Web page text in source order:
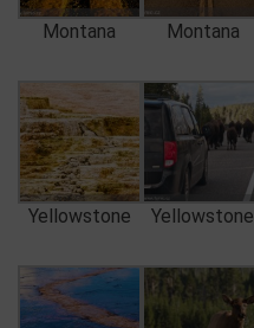
Montana Montana
Yellowstone Yellowstone